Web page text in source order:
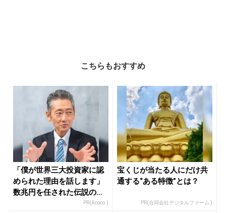
こちらもおすすめ
「僕が世界三大投資家に認
められた理由を話します」
数兆円を任された伝説の投
PR(Acoco.)
宝くじが当たる人にだけ共
通する“ある特徴”とは？
PR(合同会社デジタルファーム )